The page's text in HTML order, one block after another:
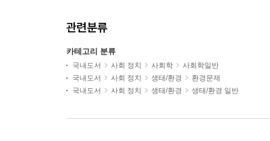
관련분류
카테고리 분류
국내도서 사회 정치 사회학
사회학일반
국내도서
사회 정치 생태/환경
환경문제
국내도서
사회 정치 생태/환경 생태/환경 일반